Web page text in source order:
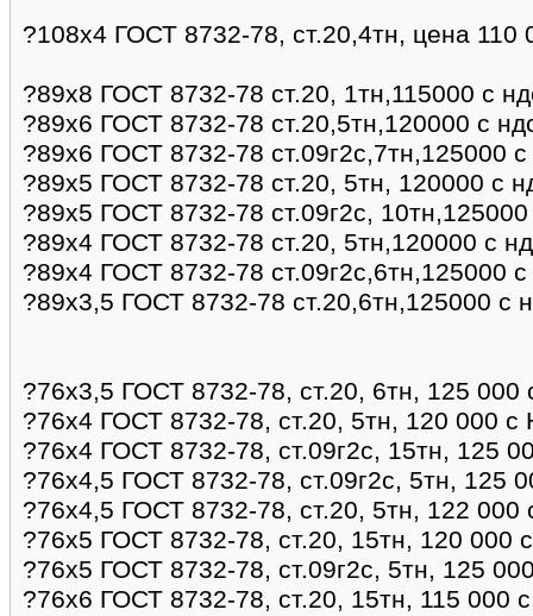
?108х4 ГОСТ 8732-78, ст.20,4тн, цена
?89х8 ГОСТ 8732-78 ст.20, 1тн,115000 с
?89х6 ГОСТ 8732-78 ст.20,5тн,120000 с
?89х6 ГОСТ 8732-78 ст.09г2с,7тн,125000
?89х5 ГОСТ 8732-78 ст.20, 5тн, 120000 с
?89х5 ГОСТ 8732-78 ст.09г2с,
?89х4 ГОСТ 8732-78 ст.20, 5тн,120000 с
?89х4 ГОСТ 8732-78 ст.09г2с,6тн,125000
?89х3,5 ГОСТ 8732-78 ст.20,6тн,125000 с
?76х3,5 ГОСТ 8732-78, ст.20, 6тн, 125
?76х4 ГОСТ 8732-78, ст.20, 5тн, 120 000
?76х4 ГОСТ 8732-78, ст.09г2с, 15тн, 125
?76х4,5 ГОСТ 8732-78, ст.09г2с, 5тн, 125
?76х4,5 ГОСТ 8732-78, ст.20, 5тн, 122
?76х5 ГОСТ 8732-78, ст.20, 15тн, 120 000
?76х5 ГОСТ 8732-78, ст.09г2с, 5тн, 125
?76х6 ГОСТ 8732-78, ст.20, 15тн, 115 000